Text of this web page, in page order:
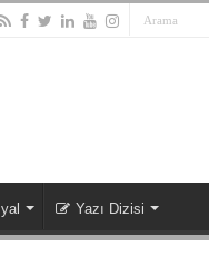
Yazı Dizisi